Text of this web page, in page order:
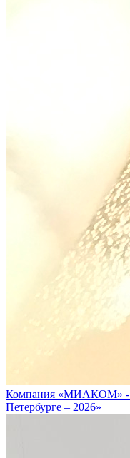
Компания «МИАКОМ» -
Петербурге – 2026»